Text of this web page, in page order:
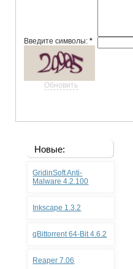
Введите символы:*
Обновить
Новые:
GridinSoft Anti-
Malware 4.2.100
Inkscape 1.3.2
qBittorrent 64-Bit 4.6.2
Reaper 7.06